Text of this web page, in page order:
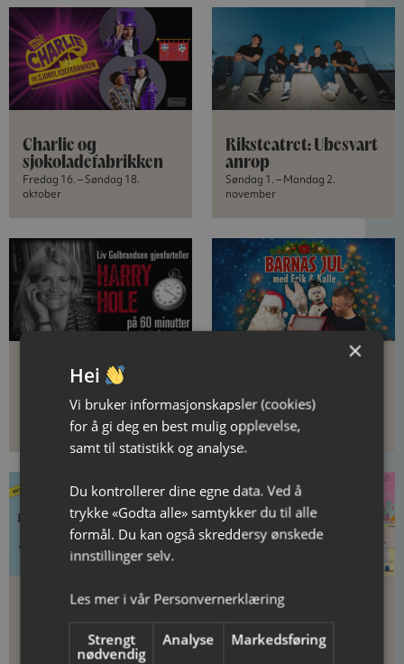
Charlie og
sjokoladefabrikken
Fredag 16. – Søndag 18.
oktober
Riksteatret: Ubesvart
anrop
Søndag 1. – Mandag 2.
november
Liv Gulbrandsen:
minutter
Onsdag 18. november
Kalle
Onsdag 16. desember
Fredag 22. januar 2027
Riksteatret: Kakejazz
Lørdag 3. april 2027
×
Hei
Vi bruker informasjonskapsler (cookies)
for å gi deg en best mulig opplevelse,
samt til statistikk og analyse.
Du kontrollerer dine egne data. Ved å
trykke «Godta alle» samtykker du til alle
formål. Du kan også skreddersy ønskede
innstillinger selv.
Les mer i vår Personvernerklæring
Strengt
nødvendig
Analyse Markedsføring